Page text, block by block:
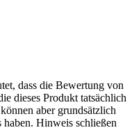
dass die Bewertung von
dieses Produkt tatsächlich
aber grundsätzlich
haben. Hinweis schließen